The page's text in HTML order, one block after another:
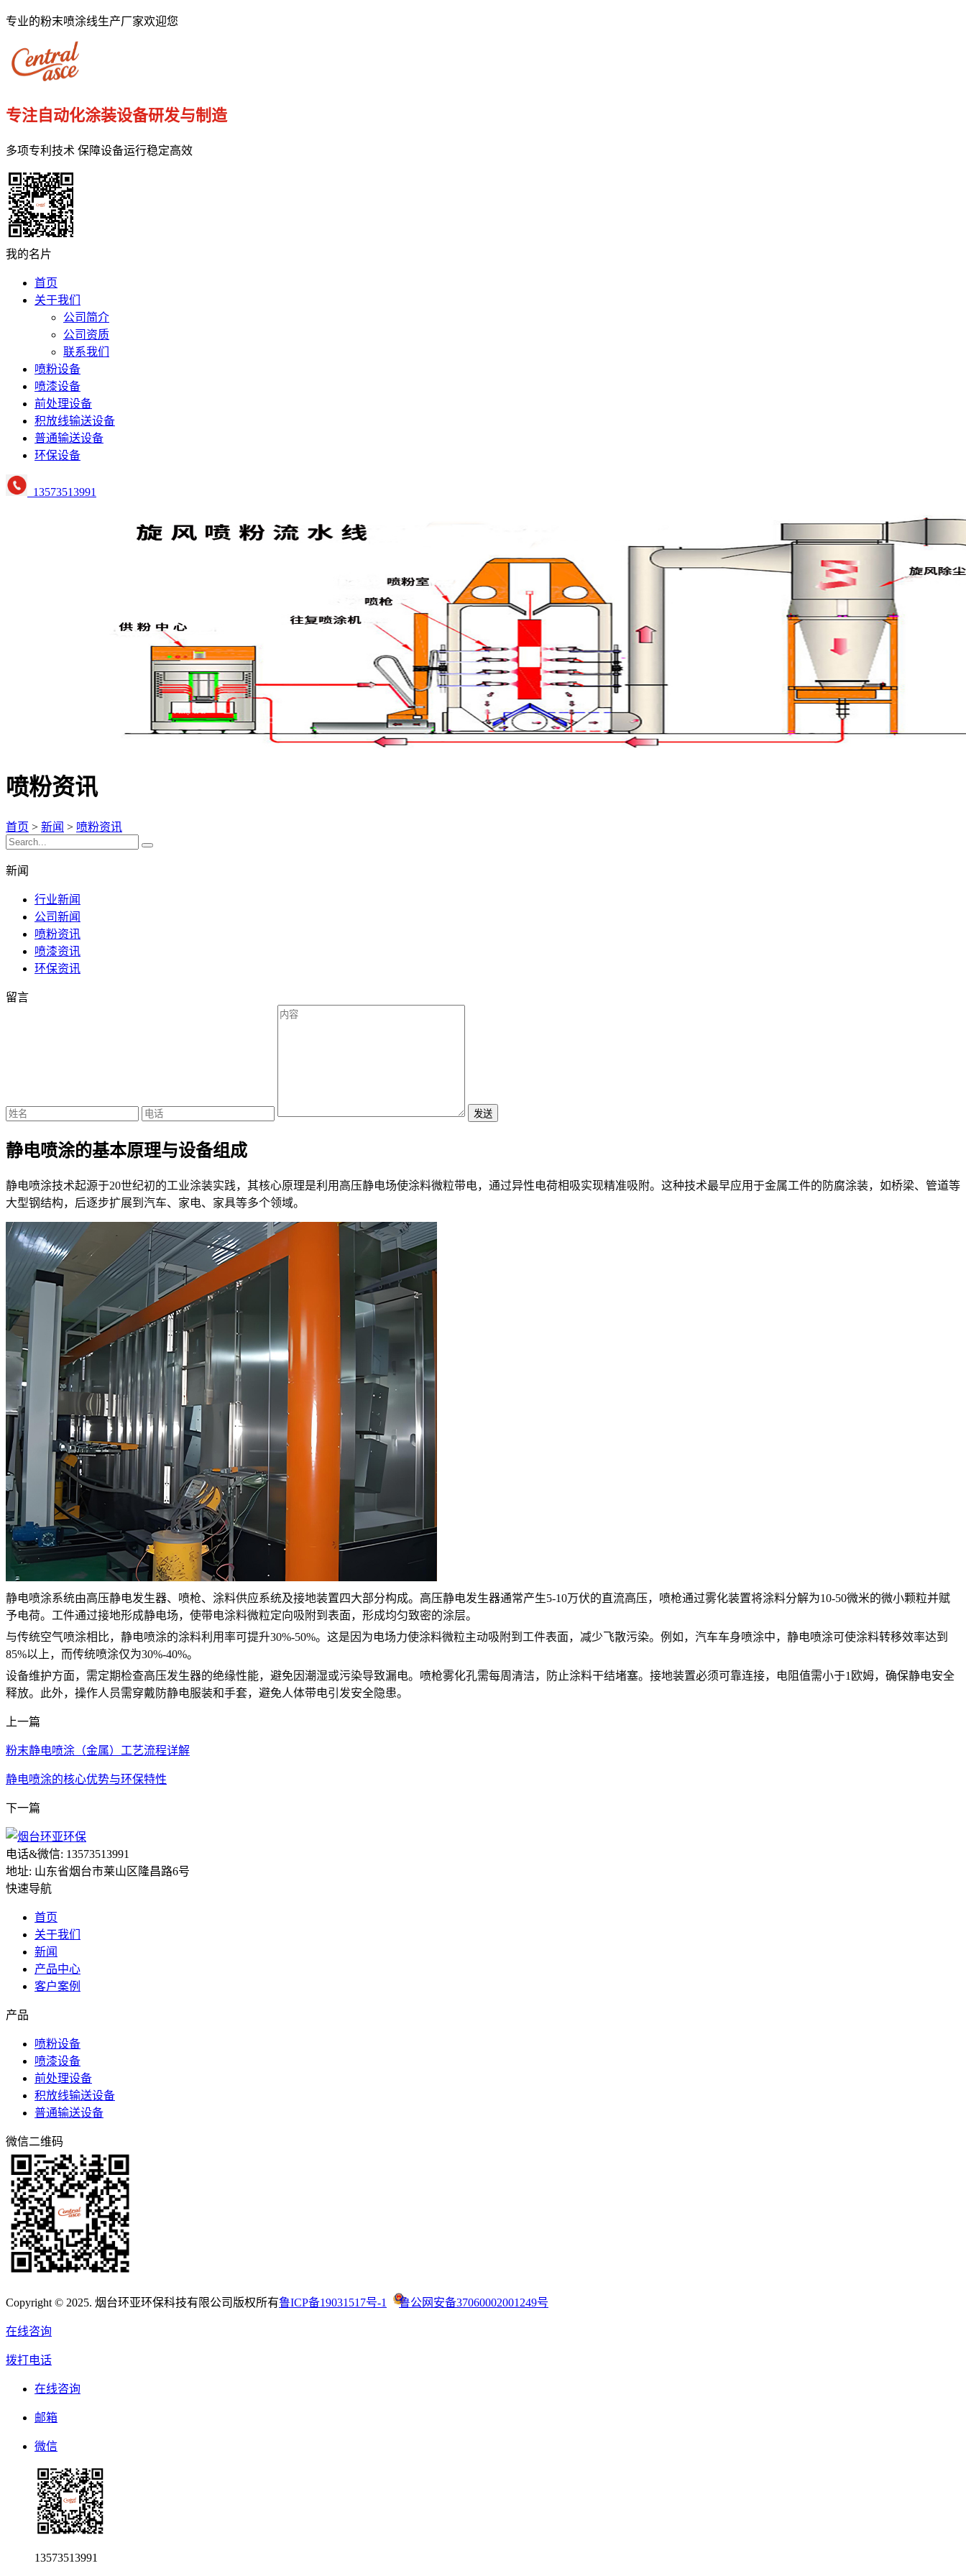
专业的粉末喷涂线生产厂家欢迎您
专注自动化涂装设备研发与制造
多项专利技术 保障设备运行稳定高效
我的名片
首页
关于我们
公司简介
公司资质
联系我们
喷粉设备
喷漆设备
前处理设备
积放线输送设备
普通输送设备
环保设备
13573513991
喷粉资讯
首页 > 新闻 > 喷粉资讯
新闻
行业新闻
公司新闻
喷粉资讯
喷漆资讯
环保资讯
留言
发送
静电喷涂的基本原理与设备组成
静电喷涂技术起源于20世纪初的工业涂装实践，其核心原理是利用高压静电场使涂料微粒带电，通过异性电荷相吸实现精准吸附。这种技术最早应用于金属工件的防腐涂装，如桥梁、管道等
大型钢结构，后逐步扩展到汽车、家电、家具等多个领域。
静电喷涂系统由高压静电发生器、喷枪、涂料供应系统及接地装置四大部分构成。高压静电发生器通常产生5-10万伏的直流高压，喷枪通过雾化装置将涂料分解为10-50微米的微小颗粒并赋
予电荷。工件通过接地形成静电场，使带电涂料微粒定向吸附到表面，形成均匀致密的涂层。
与传统空气喷涂相比，静电喷涂的涂料利用率可提升30%-50%。这是因为电场力使涂料微粒主动吸附到工件表面，减少飞散污染。例如，汽车车身喷涂中，静电喷涂可使涂料转移效率达到
85%以上，而传统喷涂仅为30%-40%。
设备维护方面，需定期检查高压发生器的绝缘性能，避免因潮湿或污染导致漏电。喷枪雾化孔需每周清洁，防止涂料干结堵塞。接地装置必须可靠连接，电阻值需小于1欧姆，确保静电安全
释放。此外，操作人员需穿戴防静电服装和手套，避免人体带电引发安全隐患。
上一篇
粉末静电喷涂（金属）工艺流程详解
静电喷涂的核心优势与环保特性
下一篇
电话&微信: 13573513991
地址: 山东省烟台市莱山区隆昌路6号
快速导航
首页
关于我们
新闻
产品中心
客户案例
产品
喷粉设备
喷漆设备
前处理设备
积放线输送设备
普通输送设备
微信二维码
Copyright © 2025. 烟台环亚环保科技有限公司版权所有鲁ICP备19031517号-1 鲁公网安备37060002001249号
在线咨询
拨打电话
在线咨询
邮箱
微信
13573513991